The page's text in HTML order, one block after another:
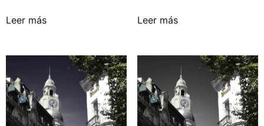
Leer más Leer más